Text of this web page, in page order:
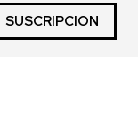
SUSCRIPCION